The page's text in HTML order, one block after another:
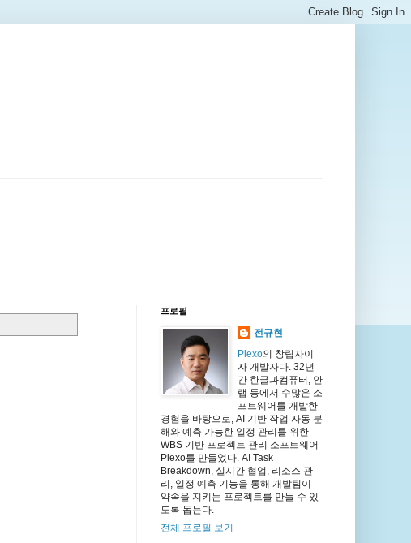
프로필
전규현
Plexo의 창립자이
자 개발자다. 32년
간 한글과컴퓨터, 안
랩 등에서 수많은 소
프트웨어를 개발한
경험을 바탕으로, AI 기반 작업 자동 분
해와 예측 가능한 일정 관리를 위한
WBS 기반 프로젝트 관리 소프트웨어
Plexo를 만들었다. AI Task
Breakdown, 실시간 협업, 리소스 관
리, 일정 예측 기능을 통해 개발팀이
약속을 지키는 프로젝트를 만들 수 있
도록 돕는다.
전체 프로필 보기